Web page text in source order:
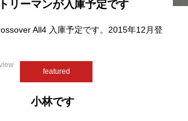
リーマンが入庫予定です
All4 入庫予定です。2015年12月登
featured
小林です